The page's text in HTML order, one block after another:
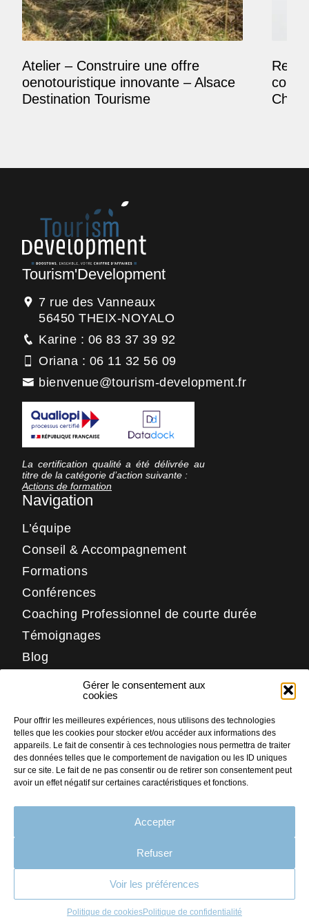
Gérer le consentement aux
cookies
Pour offrir les meilleures expériences, nous utilisons des technologies
telles que les cookies pour stocker et/ou accéder aux informations des
appareils. Le fait de consentir à ces technologies nous permettra de traiter
des données telles que le comportement de navigation ou les ID uniques
sur ce site. Le fait de ne pas consentir ou de retirer son consentement peut
avoir un effet négatif sur certaines caractéristiques et fonctions.
Accepter
Refuser
Voir les préférences
Politique de cookiesPolitique de confidentialité
Atelier – Construire une offre
oenotouristique innovante – Alsace
Destination Tourisme
Tourism'Development
7 rue des Vanneaux
56450 THEIX-NOYALO
Karine : 06 83 37 39 92
Oriana : 06 11 32 56 09
bienvenue@tourism-development.fr
La certification qualité a été délivrée au
titre de la catégorie d’action suivante :
Actions de formation
Navigation
L’équipe
Conseil & Accompagnement
Formations
Conférences
Coaching Professionnel de courte durée
Témoignages
Blog
LinkedIn
Facebook
Instagram
PLAN DU SITE
MENTIONS LÉGALES
CRÉDITS
CONTACTFaites nous part
de votre projet